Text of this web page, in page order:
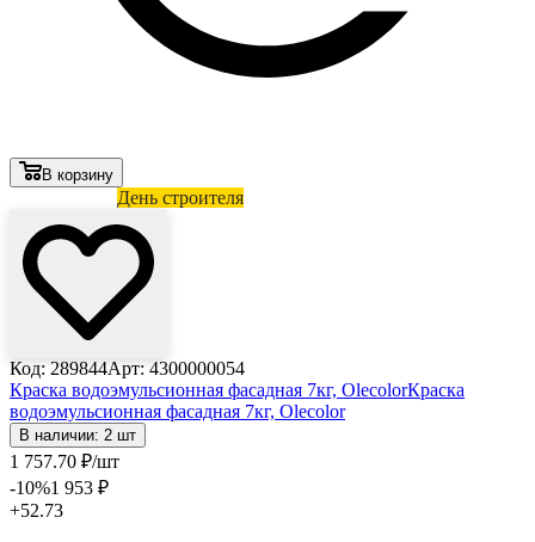
В корзину
День строителя
Код: 289844Арт: 4300000054
Краска водоэмульсионная фасадная 7кг, OlecolorКраска
водоэмульсионная фасадная 7кг, Olecolor
В наличии: 2 шт
1 757.70 ₽/шт
-10%1 953 ₽
+52.73